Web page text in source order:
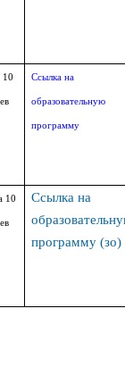
10 Ссылка на
образовательную
программу
10
Ссылка на
программу (зо)